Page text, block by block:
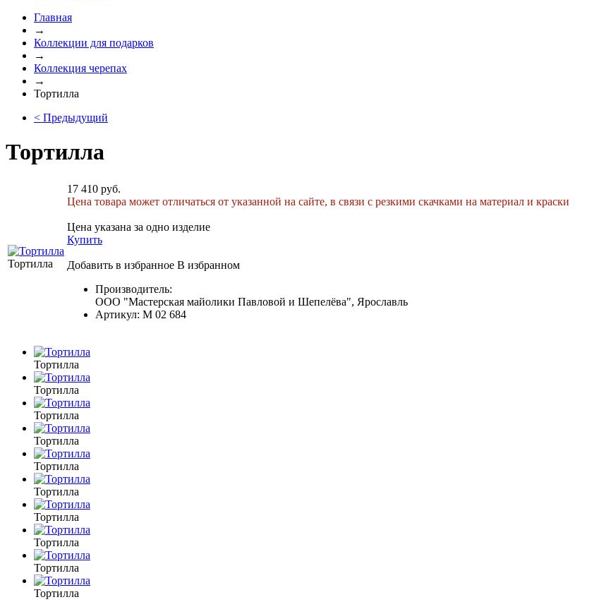
Главная
→
Коллекции для подарков
→
Коллекция черепах
→
Тортилла
< Предыдущий
Тортилла
Тортилла
17 410 руб.
Цена товара может отличаться от указанной на сайте, в связи с резкими скачками на материал и краски
Цена указана за одно изделие
Купить
Добавить в избранное В избранном
Производитель:
ООО "Мастерская майолики Павловой и Шепелёва", Ярославль
Артикул: М 02 684
Тортилла
Тортилла
Тортилла
Тортилла
Тортилла
Тортилла
Тортилла
Тортилла
Тортилла
Тортилла